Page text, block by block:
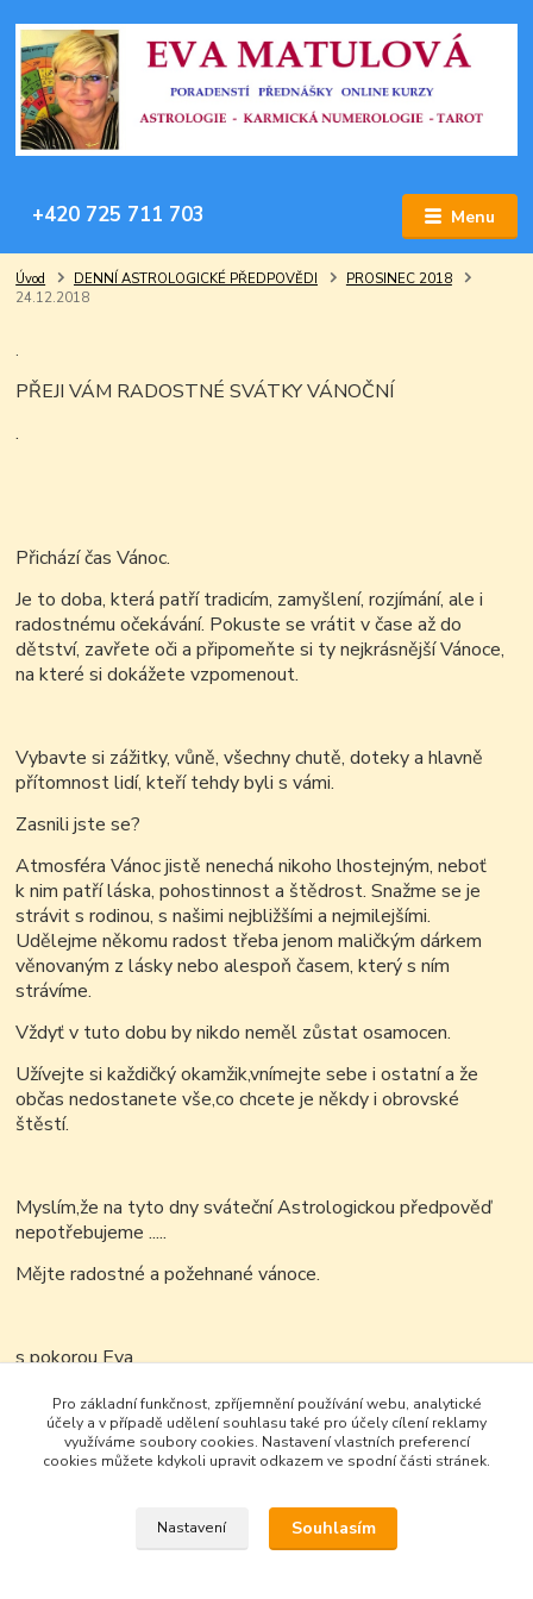
Menu
+420 725 711 703
Úvod DENNÍ ASTROLOGICKÉ PŘEDPOVĚDI
PROSINEC 2018
24.12.2018
.
PŘEJI VÁM RADOSTNÉ SVÁTKY VÁNOČNÍ
.
Přichází čas Vánoc.
Je to doba, která patří tradicím, zamyšlení, rozjímání, ale i
radostnému očekávání. Pokuste se vrátit v čase až do
dětství, zavřete oči a připomeňte si ty nejkrásnější Vánoce,
na které si dokážete vzpomenout.
Vybavte si zážitky, vůně, všechny chutě, doteky a hlavně
přítomnost lidí, kteří tehdy byli s vámi.
Zasnili jste se?
Atmosféra Vánoc jistě nenechá nikoho lhostejným, neboť
k nim patří láska, pohostinnost a štědrost. Snažme se je
strávit s rodinou, s našimi nejbližšími a nejmilejšími.
Udělejme někomu radost třeba jenom maličkým dárkem
věnovaným z lásky nebo alespoň časem, který s ním
strávíme.
Vždyť v tuto dobu by nikdo neměl zůstat osamocen.
Užívejte si každičký okamžik,vnímejte sebe i ostatní a že
občas nedostanete vše,co chcete je někdy i obrovské
štěstí.
Myslím,že na tyto dny sváteční Astrologickou předpověď
nepotřebujeme .....
Mějte radostné a požehnané vánoce.
s pokorou Eva
Pro základní funkčnost, zpříjemnění používání webu, analytické
účely a v případě udělení souhlasu také pro účely cílení reklamy
využíváme soubory cookies. Nastavení vlastních preferencí
cookies můžete kdykoli upravit odkazem ve spodní části stránek.
Nastavení Souhlasím